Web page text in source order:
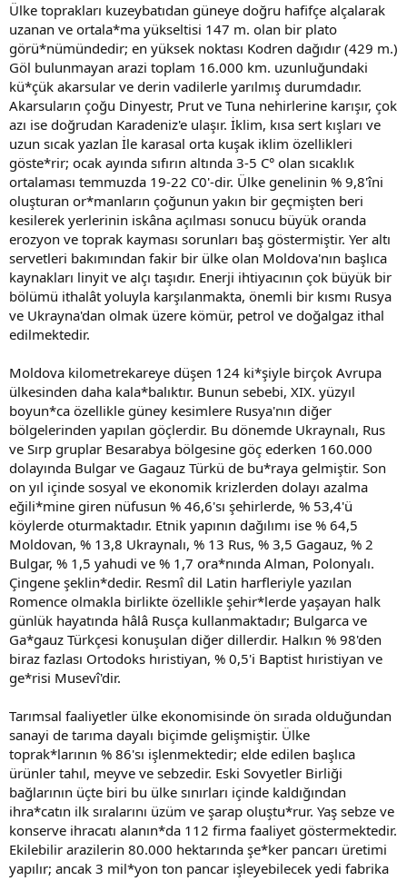
Ülke toprakları kuzeybatıdan güneye doğru hafifçe alçalarak
uzanan ve ortala*ma yükseltisi 147 m. olan bir plato
görü*nümündedir; en yüksek noktası Kodren dağıdır (429 m.)
Göl bulunmayan arazi toplam 16.000 km. uzunluğundaki
kü*çük akarsular ve derin vadilerle yarılmış durumdadır.
Akarsuların çoğu Dinyestr, Prut ve Tuna nehirlerine karışır, çok
azı ise doğrudan Karadeniz'e ulaşır. İklim, kısa sert kışları ve
uzun sıcak yazlan İle karasal orta kuşak iklim özellikleri
göste*rir; ocak ayında sıfırın altında 3-5 C° olan sıcaklık
ortalaması temmuzda 19-22 C0'-dir. Ülke genelinin % 9,8'îni
oluşturan or*manların çoğunun yakın bir geçmişten beri
kesilerek yerlerinin iskâna açılması sonucu büyük oranda
erozyon ve toprak kayması sorunları baş göstermiştir. Yer altı
servetleri bakımından fakir bir ülke olan Moldova'nın başlıca
kaynakları linyit ve alçı taşıdır. Enerji ihtiyacının çok büyük bir
bölümü ithalât yoluyla karşılanmakta, önemli bir kısmı Rusya
ve Ukrayna'dan olmak üzere kömür, petrol ve doğalgaz ithal
edilmektedir.
Moldova kilometrekareye düşen 124 ki*şiyle birçok Avrupa
ülkesinden daha kala*balıktır. Bunun sebebi, XIX. yüzyıl
boyun*ca özellikle güney kesimlere Rusya'nın diğer
bölgelerinden yapılan göçlerdir. Bu dönemde Ukraynalı, Rus
ve Sırp gruplar Besarabya bölgesine göç ederken 160.000
dolayında Bulgar ve Gagauz Türkü de bu*raya gelmiştir. Son
on yıl içinde sosyal ve ekonomik krizlerden dolayı azalma
eğili*mine giren nüfusun % 46,6'sı şehirlerde, % 53,4'ü
köylerde oturmaktadır. Etnik yapının dağılımı ise % 64,5
Moldovan, % 13,8 Ukraynalı, % 13 Rus, % 3,5 Gagauz, % 2
Bulgar, % 1,5 yahudi ve % 1,7 ora*nında Alman, Polonyalı.
Çingene şeklin*dedir. Resmî dil Latin harfleriyle yazılan
Romence olmakla birlikte özellikle şehir*lerde yaşayan halk
günlük hayatında hâlâ Rusça kullanmaktadır; Bulgarca ve
Ga*gauz Türkçesi konuşulan diğer dillerdir. Halkın % 98'den
biraz fazlası Ortodoks hıristiyan, % 0,5'i Baptist hıristiyan ve
ge*risi Musevî'dir.
Tarımsal faaliyetler ülke ekonomisinde ön sırada olduğundan
sanayi de tarıma dayalı biçimde gelişmiştir. Ülke
toprak*larının % 86'sı işlenmektedir; elde edilen başlıca
ürünler tahıl, meyve ve sebzedir. Eski Sovyetler Birliği
bağlarının üçte biri bu ülke sınırları içinde kaldığından
ihra*catın ilk sıralarını üzüm ve şarap oluştu*rur. Yaş sebze ve
konserve ihracatı alanın*da 112 firma faaliyet göstermektedir.
Ekilebilir arazilerin 80.000 hektarında şe*ker pancarı üretimi
yapılır; ancak 3 mil*yon ton pancar işleyebilecek yedi fabrika